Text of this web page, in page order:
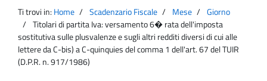
Agenzia
Entrate
principale
Ti trovi in: Home Scadenzario Fiscale Mese
Giorno
Titolari di partita Iva: versamento 6� rata dell'imposta
sostitutiva sulle plusvalenze e sugli altri redditi diversi di cui alle
lettere da C-bis) a C-quinquies del comma 1 dell'art. 67 del TUIR
(D.P.R. n. 917/1986)